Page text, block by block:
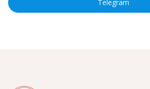
Telegram